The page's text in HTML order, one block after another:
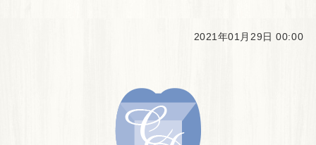
2021年01月29日 00:00